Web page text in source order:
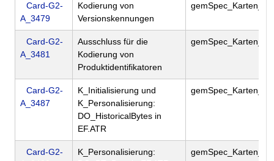
Card-G2-
A_3479
Kodierung von
Versionskennungen
Card-G2-
A_3481
Ausschluss für die
Kodierung von
Produktidentifikatoren
Card-G2-
A_3487
K_Initialisierung und
K_Personalisierung:
DO_HistoricalBytes in
EF.ATR
Card-G2-
K_Personalisierung: